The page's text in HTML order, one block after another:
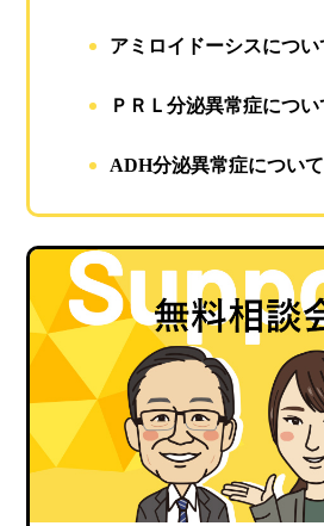
アミロイドーシスについ
ＰＲＬ分泌異常症につい
ADH分泌異常症について